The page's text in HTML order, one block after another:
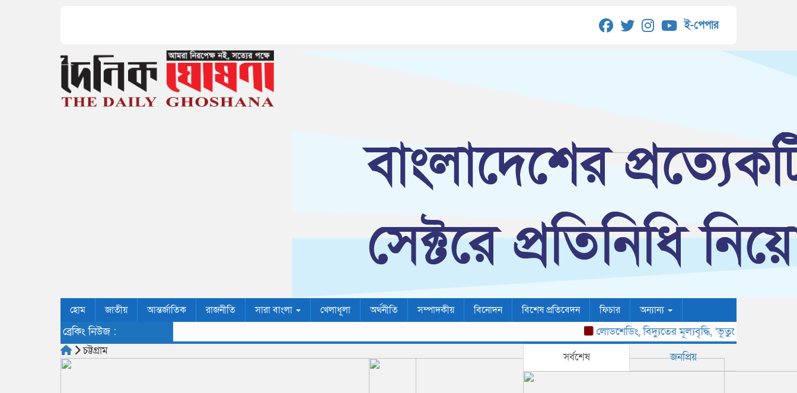
ই-পেপার
হোম জাতীয় আন্তর্জাতিক রাজনীতি সারা বাংলা খেলাধূলা অর্থনীতি সম্পাদকীয় বিনোদন বিশেষ প্রতিবেদন ফিচার অন্যান্য
ব্রেকিং নিউজ :
লোডশেডিং, বিদ্যুতের মূল্যবৃদ্ধি, ‘ভূতুড়ে বিল’ ও
চট্টগ্রাম
সর্বশেষ জনপ্রিয়